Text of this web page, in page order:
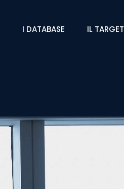
I DATABASE IL TARGET